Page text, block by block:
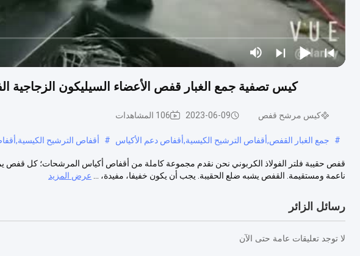
كيس تصفية جمع الغبار قفص الأعضاء السيليكون الزجاجية
كيس مرشح قفص 2023-06-09 106 المشاهدات
# جمع الغبار القفص,أقفاص الترشيح الكيسية,أقفاص دعم الأكياس # أقفاص الترشيح
قفص حقيبة فلتر الفولاذ الكربوني نحن نقدم مجموعة كاملة من أقفاص أكياس المرشحات؛ كل قفص
ناعمة ومستقيمة. القفص يشبه ضلع الحقيبة. يجب أن يكون خفيفا، مفيدة، ...
عرض المزيد
رسائل الزائر
لا توجد تعليقات عامة حتى الآن